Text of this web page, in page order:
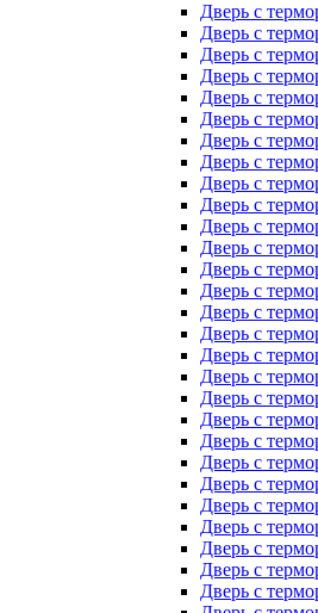
Дверь с
Дверь с
Дверь с
Дверь с
Дверь с
Дверь с
Дверь с
Дверь с
Дверь с
Дверь с
Дверь с
Дверь с
Дверь с
Дверь с
Дверь с
Дверь с
Дверь с
Дверь с
Дверь с
Дверь с
Дверь с
Дверь с
Дверь с
Дверь с
Дверь с
Дверь с
Дверь с
Дверь с